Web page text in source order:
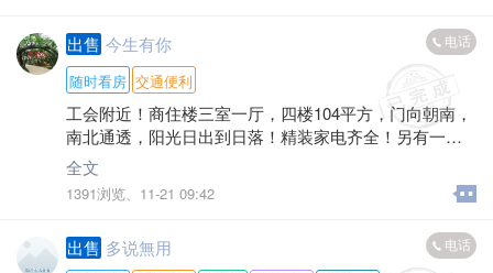
出售 今生有你 电话
随时看房 交通便利
工会附近！商住楼三室一厅，四楼104平方，门向朝南，
南北通透，阳光日出到日落！精装家电齐全！另有一个
小车库！价格面议！
全文
1391浏览、 11-21 09:42
出售 多说無用 电话